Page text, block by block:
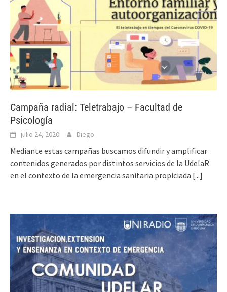
Campaña radial: Teletrabajo – Facultad de
Psicología
julio 24, 2020 Diego
Mediante estas campañas buscamos difundir y amplificar
contenidos generados por distintos servicios de la UdelaR
en el contexto de la emergencia sanitaria propiciada [...]